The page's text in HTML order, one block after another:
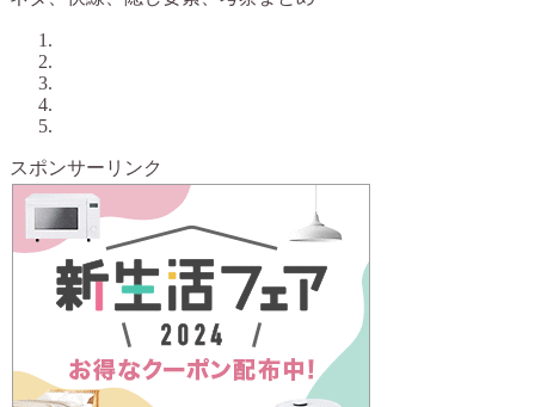
スポンサーリンク